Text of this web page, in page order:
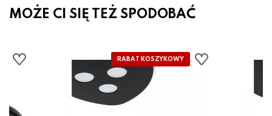
MOŻE CI SIĘ TEŻ SPODOBAĆ